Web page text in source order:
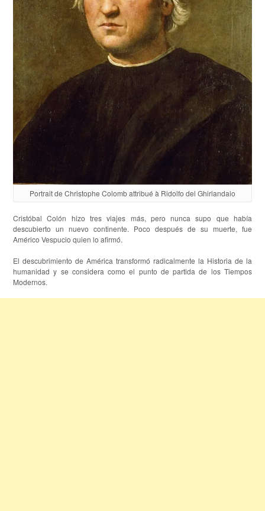
Portrait de Christophe Colomb attribué à Ridolfo del Ghirlandaio
Cristóbal Colón hizo tres viajes más, pero nunca supo que había
descubierto un nuevo continente. Poco después de su muerte, fue
Américo Vespucio quien lo afirmó.
El descubrimiento de América transformó radicalmente la Historia de la
humanidad y se considera como el punto de partida de los Tiempos
Modernos.